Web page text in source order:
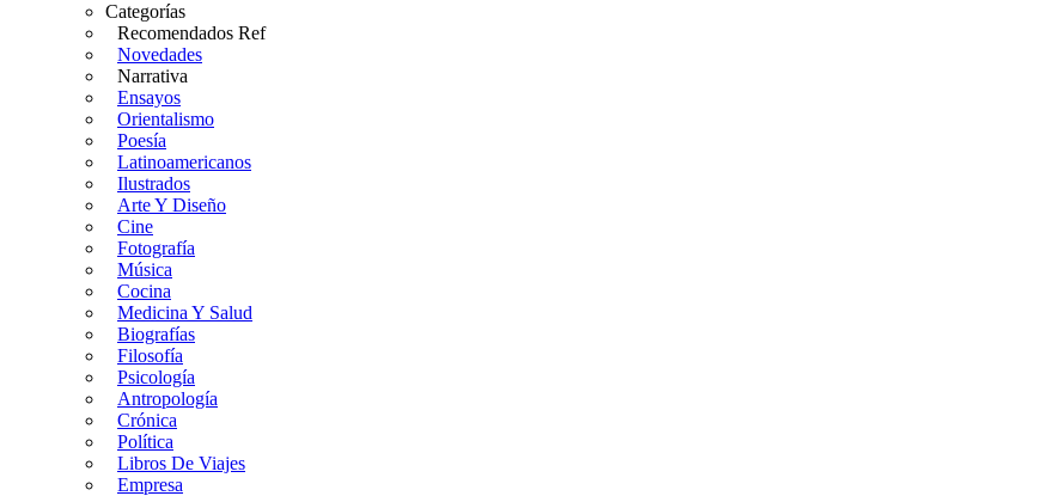
Categorías
Recomendados Ref
Novedades
Narrativa
Ensayos
Orientalismo
Poesía
Latinoamericanos
Ilustrados
Arte Y Diseño
Cine
Fotografía
Música
Cocina
Medicina Y Salud
Biografías
Filosofía
Psicología
Antropología
Crónica
Política
Libros De Viajes
Empresa